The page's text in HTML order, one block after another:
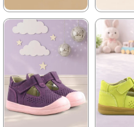
★
1.399,90 ₺
2.399,90 ₺
%42İndirim
Ücretsiz
Kargo
★
%42İndirim